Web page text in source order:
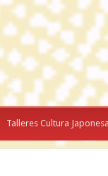
Talleres Cultura